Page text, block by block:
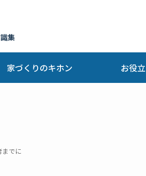
集
家づくりのキホン お役
までに